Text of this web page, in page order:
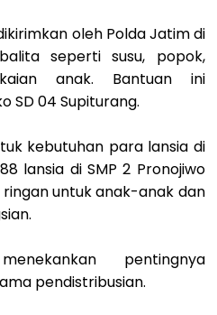
oleh Polda Jatim di
seperti susu, popok,
anak. Bantuan ini
SD 04 Supiturang.
kebutuhan para lansia di
lansia di SMP 2 Pronojiwo
untuk anak-anak dan
pentingnya
pendistribusian.